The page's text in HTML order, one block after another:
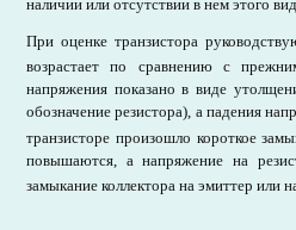
наличии или отсутствии в нем этого
При оценке транзистора
возрастает по сравнению с
напряжения показано в виде
обозначение резистора), а падения
транзисторе произошло короткое
повышаются, а напряжение на
замыкание коллектора на эмиттер или